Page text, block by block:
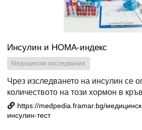
Инсулин и HOMA-индекс
Медицински изследвания
Чрез изследването на инсулин се
количеството на този хормон в
https://medpedia.framar.bg/
инсулин-тест